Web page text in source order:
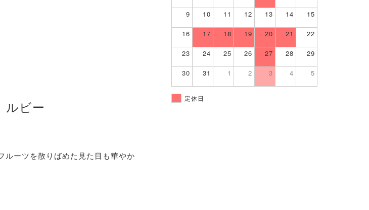
ビー
ルーツを散りばめた見た目も華やか
9 10 11 12 13 14 15
16 17 18 19 20 21 22
23 24 25 26 27 28 29
30 31 1 2 3 4 5
定休日